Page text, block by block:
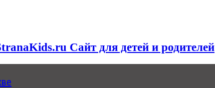
Сайт для детей и родителей